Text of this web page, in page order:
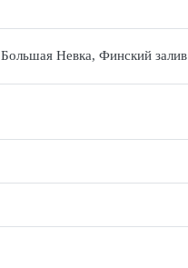
Невка, Финский залив